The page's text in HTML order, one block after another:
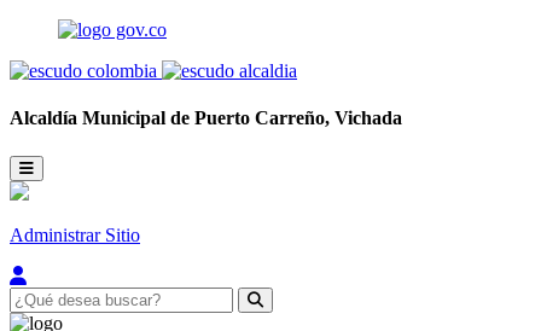
Alcaldía Municipal de Puerto Carreño, Vichada
Administrar Sitio